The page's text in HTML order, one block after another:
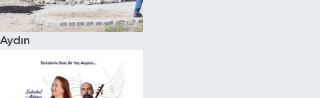
Aydın